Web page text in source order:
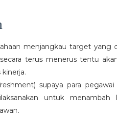
menjangkau target yang
terus menerus tentu
supaya para
untuk menambah